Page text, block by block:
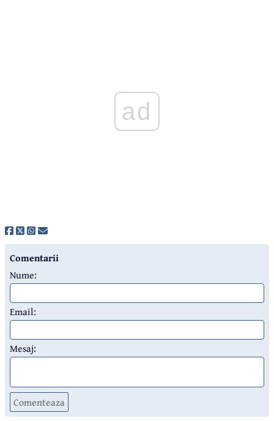
ad
Comentarii
Nume:
Email:
Mesaj:
Comenteaza